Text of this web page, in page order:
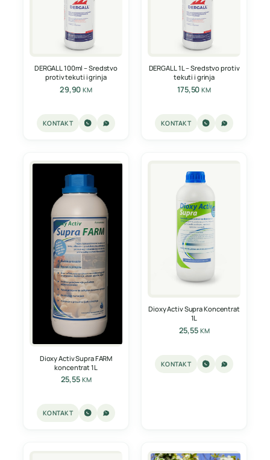
DERGALL 100ml – Sredstvo
protiv tekuti i grinja
29,90KM
KONTAKT
DERGALL 1L – Sredstvo protiv
tekuti i grinja
175,50KM
KONTAKT
Dioxy Activ Supra FARM
koncentrat 1L
25,55 KM
KONTAKT
Dioxy Activ Supra Koncentrat
1L
25,55 KM
KONTAKT